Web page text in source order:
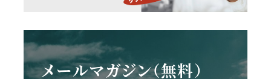
メールマガジン（無料）